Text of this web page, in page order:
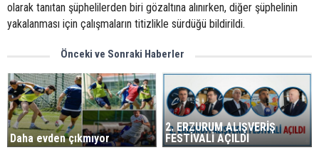
olarak tanıtan şüphelilerden biri gözaltına alınırken, diğer şüphelinin
yakalanması için çalışmaların titizlikle sürdüğü bildirildi.
Önceki ve Sonraki Haberler
Daha evden çıkmıyor
2. ERZURUM ALIŞVERİŞ
FESTİVALİ AÇILDI